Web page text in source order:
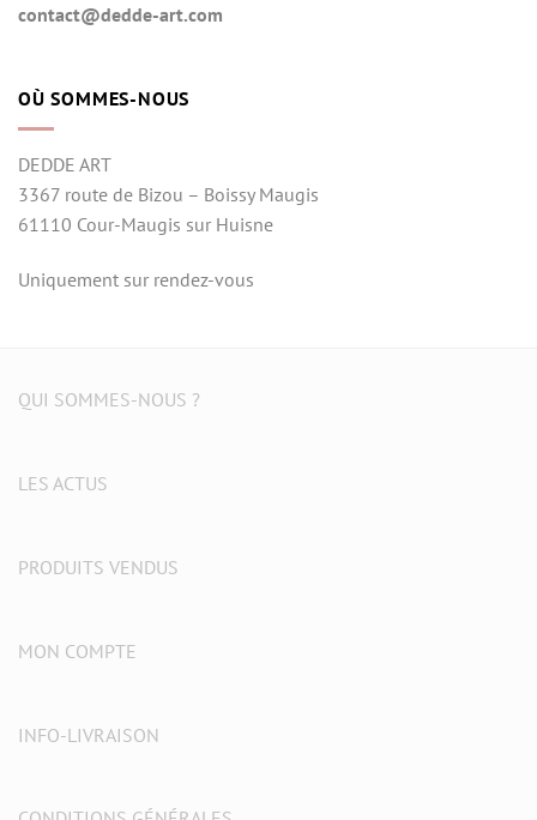
contact@dedde-art.com
OÙ SOMMES-NOUS
DEDDE ART
3367 route de Bizou – Boissy Maugis
61110 Cour-Maugis sur Huisne
Uniquement sur rendez-vous
QUI SOMMES-NOUS ?
LES ACTUS
PRODUITS VENDUS
MON COMPTE
INFO-LIVRAISON